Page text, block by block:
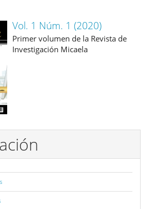
Vol. 1 Núm. 1 (2020)
Primer volumen de la Revista de
Investigación Micaela